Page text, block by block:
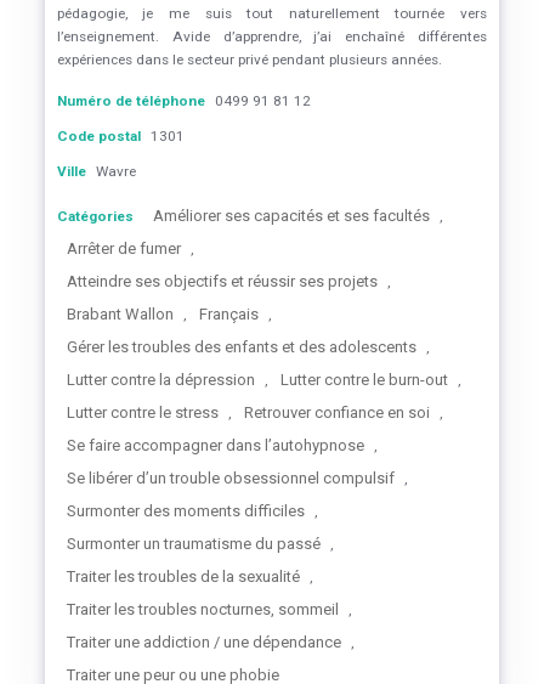
pédagogie, je me suis tout naturellement tournée vers
l’enseignement. Avide d’apprendre, j’ai enchaîné différentes
expériences dans le secteur privé pendant plusieurs années.
Numéro de téléphone 0499 91 81 12
Code postal 1301
Ville Wavre
Catégories Améliorer ses capacités et ses facultés ,
Arrêter de fumer ,
Atteindre ses objectifs et réussir ses projets ,
Brabant Wallon , Français ,
Gérer les troubles des enfants et des adolescents ,
Lutter contre la dépression , Lutter contre le burn-out ,
Lutter contre le stress , Retrouver confiance en soi ,
Se faire accompagner dans l’autohypnose ,
Se libérer d’un trouble obsessionnel compulsif ,
Surmonter des moments difficiles ,
Surmonter un traumatisme du passé ,
Traiter les troubles de la sexualité ,
Traiter les troubles nocturnes, sommeil ,
Traiter une addiction / une dépendance ,
Traiter une peur ou une phobie